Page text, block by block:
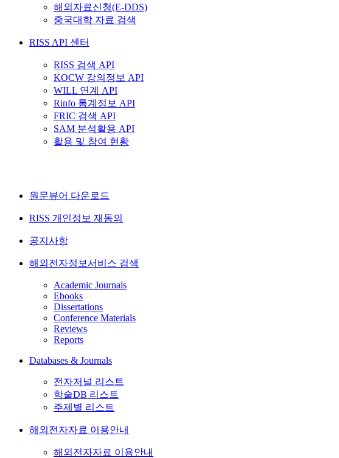
해외자료신청(E-DDS)
중국대학 자료 검색
RISS API 센터
RISS 검색 API
KOCW 강의정보 API
WILL 연계 API
Rinfo 통계정보 API
FRIC 검색 API
SAM 분석활용 API
활용 및 참여 현황
원문뷰어 다운로드
RISS 개인정보 재동의
공지사항
해외전자정보서비스 검색
Academic Journals
Ebooks
Dissertations
Conference Materials
Reviews
Reports
Databases & Journals
전자저널 리스트
학술DB 리스트
주제별 리스트
해외전자자료 이용안내
해외전자자료 이용안내